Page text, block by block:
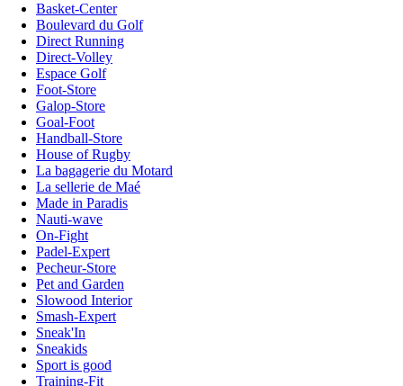
Basket-Center
Boulevard du Golf
Direct Running
Direct-Volley
Espace Golf
Foot-Store
Galop-Store
Goal-Foot
Handball-Store
House of Rugby
La bagagerie du Motard
La sellerie de Maé
Made in Paradis
Nauti-wave
On-Fight
Padel-Expert
Pecheur-Store
Pet and Garden
Slowood Interior
Smash-Expert
Sneak'In
Sneakids
Sport is good
Training-Fit